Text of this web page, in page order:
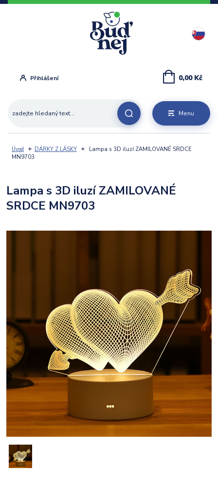
Menu
Přihlášení 0,00 Kč
Úvod DÁRKY Z LÁSKY
Lampa s 3D iluzí ZAMILOVANÉ SRDCE
MN9703
Lampa s 3D iluzí ZAMILOVANÉ
SRDCE MN9703